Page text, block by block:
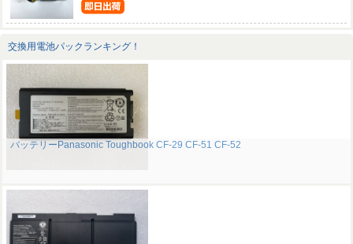
交換用電池パックランキング！
バッテリーPanasonic Toughbook CF-29 CF-51 CF-52